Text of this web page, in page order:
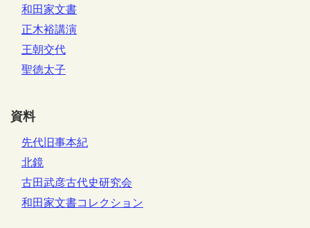
和田家文書
正木裕講演
王朝交代
聖徳太子
資料
先代旧事本紀
北鏡
古田武彦古代史研究会
和田家文書コレクション